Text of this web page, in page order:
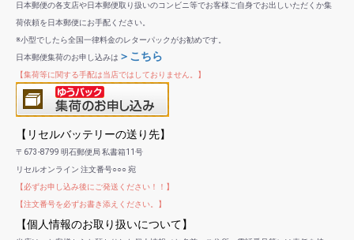
日本郵便の各支店や日本郵便取り扱いのコンビニ等でお客様ご自身でお出しいただくか集
荷依頼を日本郵便にお手配ください。
※小型でしたら全国一律料金のレターパックがお勧めです。
日本郵便集荷のお申し込みは ＞こちら
【集荷等に関する手配は当店ではしておりません。】
【リセルバッテリーの送り先】
〒673-8799 明石郵便局 私書箱11号
リセルオンライン 注文番号○○○ 宛
【必ずお申し込み後にご発送ください！！】
【注文番号を必ずお書き添えください。】
【個人情報のお取り扱いについて】